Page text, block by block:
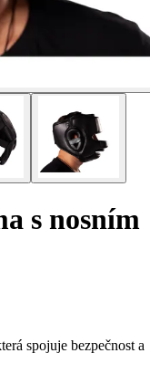
s nosním
spojuje bezpečnost a